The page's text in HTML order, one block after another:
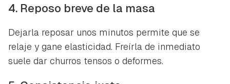
4. Reposo breve de la masa
Dejarla reposar unos minutos permite que se
relaje y gane elasticidad. Freírla de inmediato
suele dar churros tensos o deformes.